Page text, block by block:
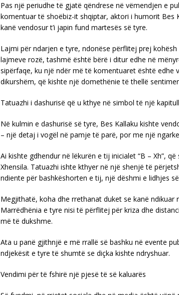
Pas një periudhe të gjatë qëndrese në vëmendjen e
komentuar të shoëbiz-it shqiptar, aktori i humorit Bes
kanë vendosur t’i japin fund martesës së tyre.
Lajmi për ndarjen e tyre, ndonëse përflitej prej
lajmeve rozë, tashmë është bërë i ditur edhe në
sipërfaqe, ku një ndër më të komentuaret është edhe
dikurshëm, që kishte një domethënie të thellë
Tatuazhi i dashurisë që u kthye në simbol të një
Në kulmin e dashurisë së tyre, Bes Kallaku kishte
– një detaj i vogël në pamje të parë, por me një
Ai kishte gdhendur në lëkurën e tij inicialet “B – Xh”,
Xhensila. Tatuazhi ishte kthyer në një shenjë të
ndiente për bashkëshorten e tij, një dëshmi e lidhjes
Megjithatë, koha dhe rrethanat duket se kanë ndikuar
Marrëdhënia e tyre nisi të përflitej për kriza dhe
më të dukshme.
Ata u panë gjithnjë e më rrallë së bashku në evente
ndjekësit e tyre të shumtë se diçka kishte ndryshuar.
Vendimi për të fshirë një pjesë të së kaluarës